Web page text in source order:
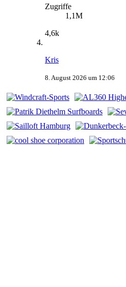
Zugriffe
1,1M
4,6k
Kris
8. August 2026 um 12:06